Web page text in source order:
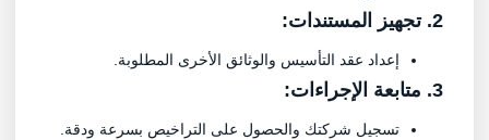
إعداد عقد التأسيس والوثائق الأخرى المطلوبة.
تسجيل شركتك والحصول على التراخيص بسرعة ودقة.